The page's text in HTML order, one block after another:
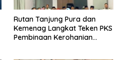
Rutan Tanjung Pura dan
Kemenag Langkat Teken PKS
Pembinaan Kerohanian